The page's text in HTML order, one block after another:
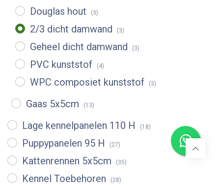
Douglas hout (3)
2/3 dicht damwand (3)
Geheel dicht damwand (3)
PVC kunststof (4)
WPC composiet kunststof (3)
Gaas 5x5cm (13)
Lage kennelpanelen 110 H (18)
Puppypanelen 95 H (27)
Kattenrennen 5x5cm (35)
Kennel Toebehoren (28)